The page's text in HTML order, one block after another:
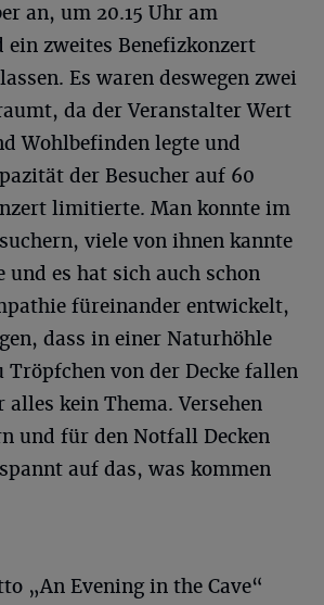
an, um 20.15 Uhr am
ein zweites Benefizkonzert
Es waren deswegen zwei
da der Veranstalter Wert
Wohlbefinden legte und
der Besucher auf 60
limitierte. Man konnte im
viele von ihnen kannte
und es hat sich auch schon
füreinander entwickelt,
dass in einer Naturhöhle
Tröpfchen von der Decke fallen
alles kein Thema. Versehen
und für den Notfall Decken
auf das, was kommen
„An Evening in the Cave“